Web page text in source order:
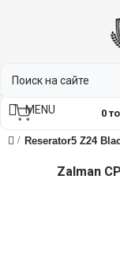
0
MENU
Reserator5 Z24
Zalman